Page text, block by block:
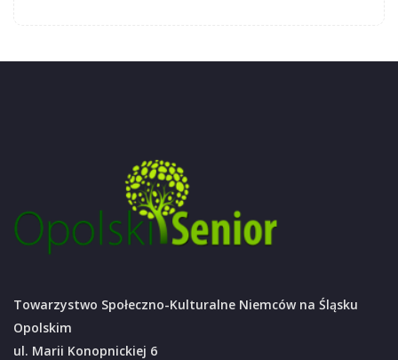
Towarzystwo Społeczno-Kulturalne Niemców na Śląsku
Opolskim
ul. Marii Konopnickiej 6